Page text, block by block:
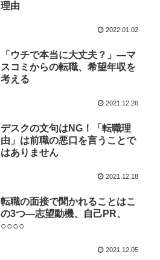
理由
2022.01.02
「ウチで本当に大丈夫？」—マ
スコミからの転職、希望年収を
考える
2021.12.26
デスクの文句はNG！「転職理
由」は前職の悪口を言うことで
はありません
2021.12.18
転職の面接で聞かれることはこ
の3つ—志望動機、自己PR、
○○○○
2021.12.05